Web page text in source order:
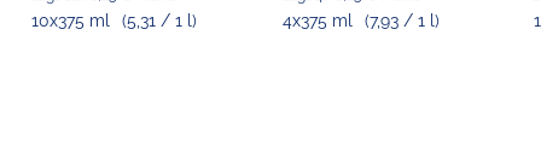
10x375 ml (5,31 / 1 l) 4x375 ml (7,93 / 1 l)